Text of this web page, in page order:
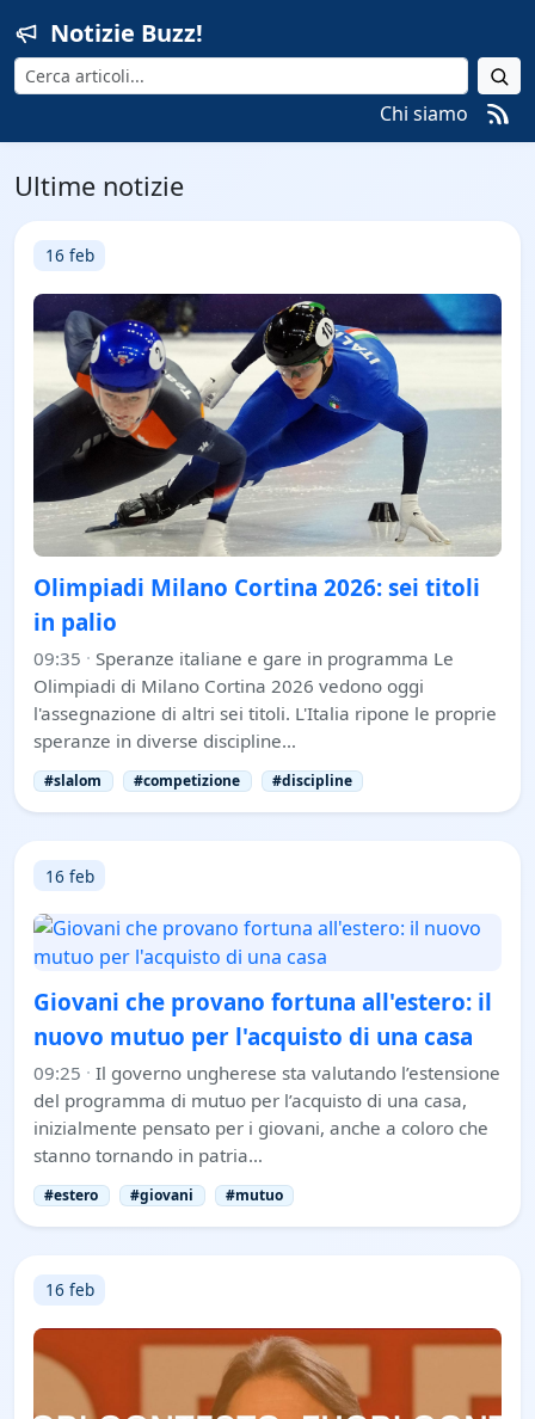
Notizie Buzz!
Cerca
Chi siamo
Ultime notizie
16 feb
Olimpiadi Milano Cortina 2026: sei titoli
in palio
09:35 · Speranze italiane e gare in programma Le
Olimpiadi di Milano Cortina 2026 vedono oggi
l'assegnazione di altri sei titoli. L'Italia ripone le proprie
speranze in diverse discipline…
#slalom #competizione #discipline
16 feb
Giovani che provano fortuna all'estero: il
nuovo mutuo per l'acquisto di una casa
09:25 · Il governo ungherese sta valutando l’estensione
del programma di mutuo per l’acquisto di una casa,
inizialmente pensato per i giovani, anche a coloro che
stanno tornando in patria…
#estero #giovani #mutuo
16 feb